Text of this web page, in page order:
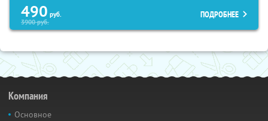
490 руб.
3900руб.
ПОДРОБНЕЕ
Компания
Основное